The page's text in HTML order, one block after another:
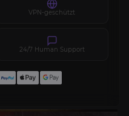
VPN-geschützt
24/7 Human Support